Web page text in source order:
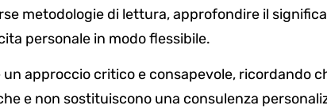
metodologie di lettura, approfondire il
personale in modo flessibile.
approccio critico e consapevole, ricordando
e non sostituiscono una consulenza